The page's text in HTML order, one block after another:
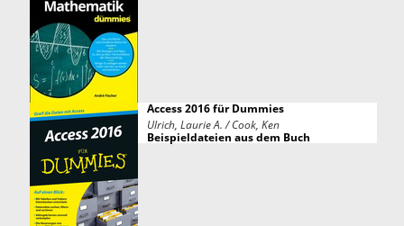
Access 2016 für Dummies
Ulrich, Laurie A. / Cook, Ken
Beispieldateien aus dem Buch